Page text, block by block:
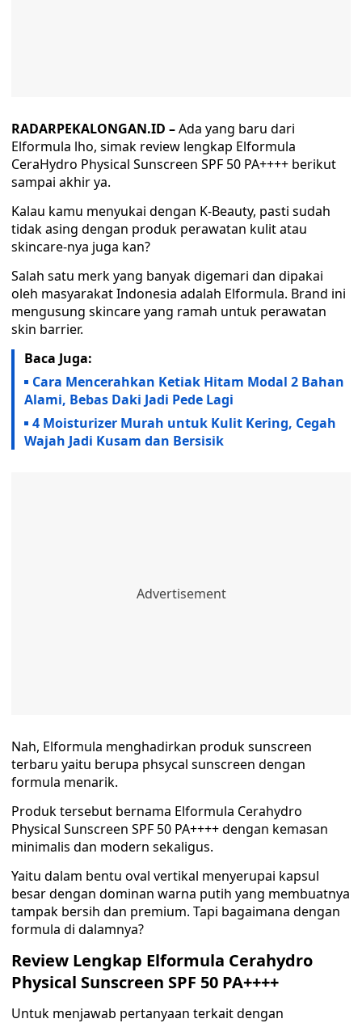
RADARPEKALONGAN.ID –Ada yang baru dari
Elformula lho, simak review lengkap Elformula
CeraHydro Physical Sunscreen SPF 50 PA++++ berikut
sampai akhir ya.
Kalau kamu menyukai dengan K-Beauty, pasti sudah
tidak asing dengan produk perawatan kulit atau
skincare-nya juga kan?
Salah satu merk yang banyak digemari dan dipakai
oleh masyarakat Indonesia adalah Elformula. Brand ini
mengusung skincare yang ramah untuk perawatan
skin barrier.
Baca Juga:
Cara Mencerahkan Ketiak Hitam Modal 2 Bahan
Alami, Bebas Daki Jadi Pede Lagi
4 Moisturizer Murah untuk Kulit Kering, Cegah
Wajah Jadi Kusam dan Bersisik
Nah, Elformula menghadirkan produk sunscreen
terbaru yaitu berupa phsycal sunscreen dengan
formula menarik.
Produk tersebut bernama Elformula Cerahydro
Physical Sunscreen SPF 50 PA++++ dengan kemasan
minimalis dan modern sekaligus.
Yaitu dalam bentu oval vertikal menyerupai kapsul
besar dengan dominan warna putih yang membuatnya
tampak bersih dan premium. Tapi bagaimana dengan
formula di dalamnya?
Review Lengkap Elformula Cerahydro
Physical Sunscreen SPF 50 PA++++
Untuk menjawab pertanyaan terkait dengan